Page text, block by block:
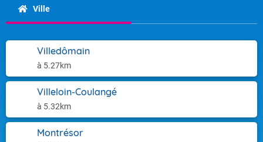
Ville
Villedômain
à 5.27km
Villeloin-Coulangé
à 5.32km
Montrésor